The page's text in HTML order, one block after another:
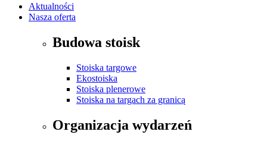
Aktualności
Nasza oferta
Budowa stoisk
Stoiska targowe
Ekostoiska
Stoiska plenerowe
Stoiska na targach za granicą
Organizacja wydarzeń